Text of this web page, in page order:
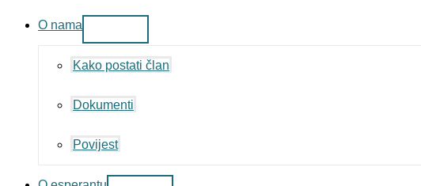
O nama
Kako postati član
Dokumenti
Povijest